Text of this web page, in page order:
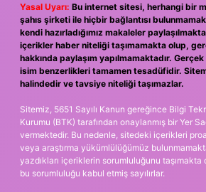
Yasal Uyarı: Bu internet sitesi, herhangi bir
şahıs şirketi ile hiçbir bağlantısı
kendi hazırladığımız makaleler
içerikler haber niteliği taşımamakta olup,
hakkında paylaşım yapılmamaktadır.
isim benzerlikleri tamamen tesadüfidir.
halindedir ve tavsiye niteliği taşımazlar.
Sitemiz, 5651 Sayılı Kanun gereğince Bilgi
Kurumu (BTK) tarafından onaylanmış bir Yer
vermektedir. Bu nedenle, sitedeki içerikleri
veya araştırma yükümlülüğümüz
yazdıkları içeriklerin sorumluluğunu
bu sorumluluğu kabul etmiş sayılırlar.